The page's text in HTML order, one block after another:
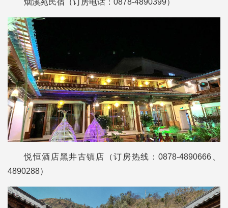
悦恒酒店黑井古镇店（订房热线：0878-4890666、
4890288）